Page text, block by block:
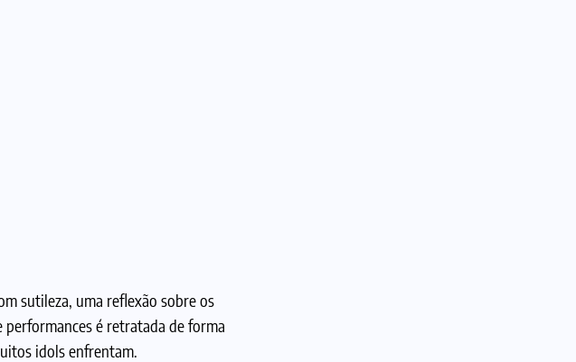
sutileza, uma reflexão sobre os
é retratada de forma
idols enfrentam.